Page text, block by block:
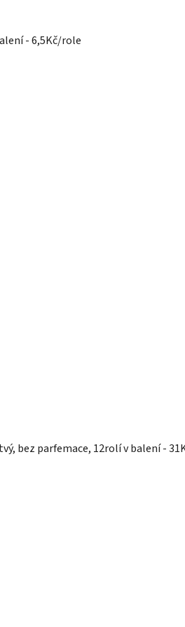
- 6,5Kč/role
bez parfemace, 12rolí v balení -